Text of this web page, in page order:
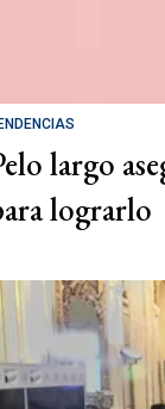
largo
lograrlo